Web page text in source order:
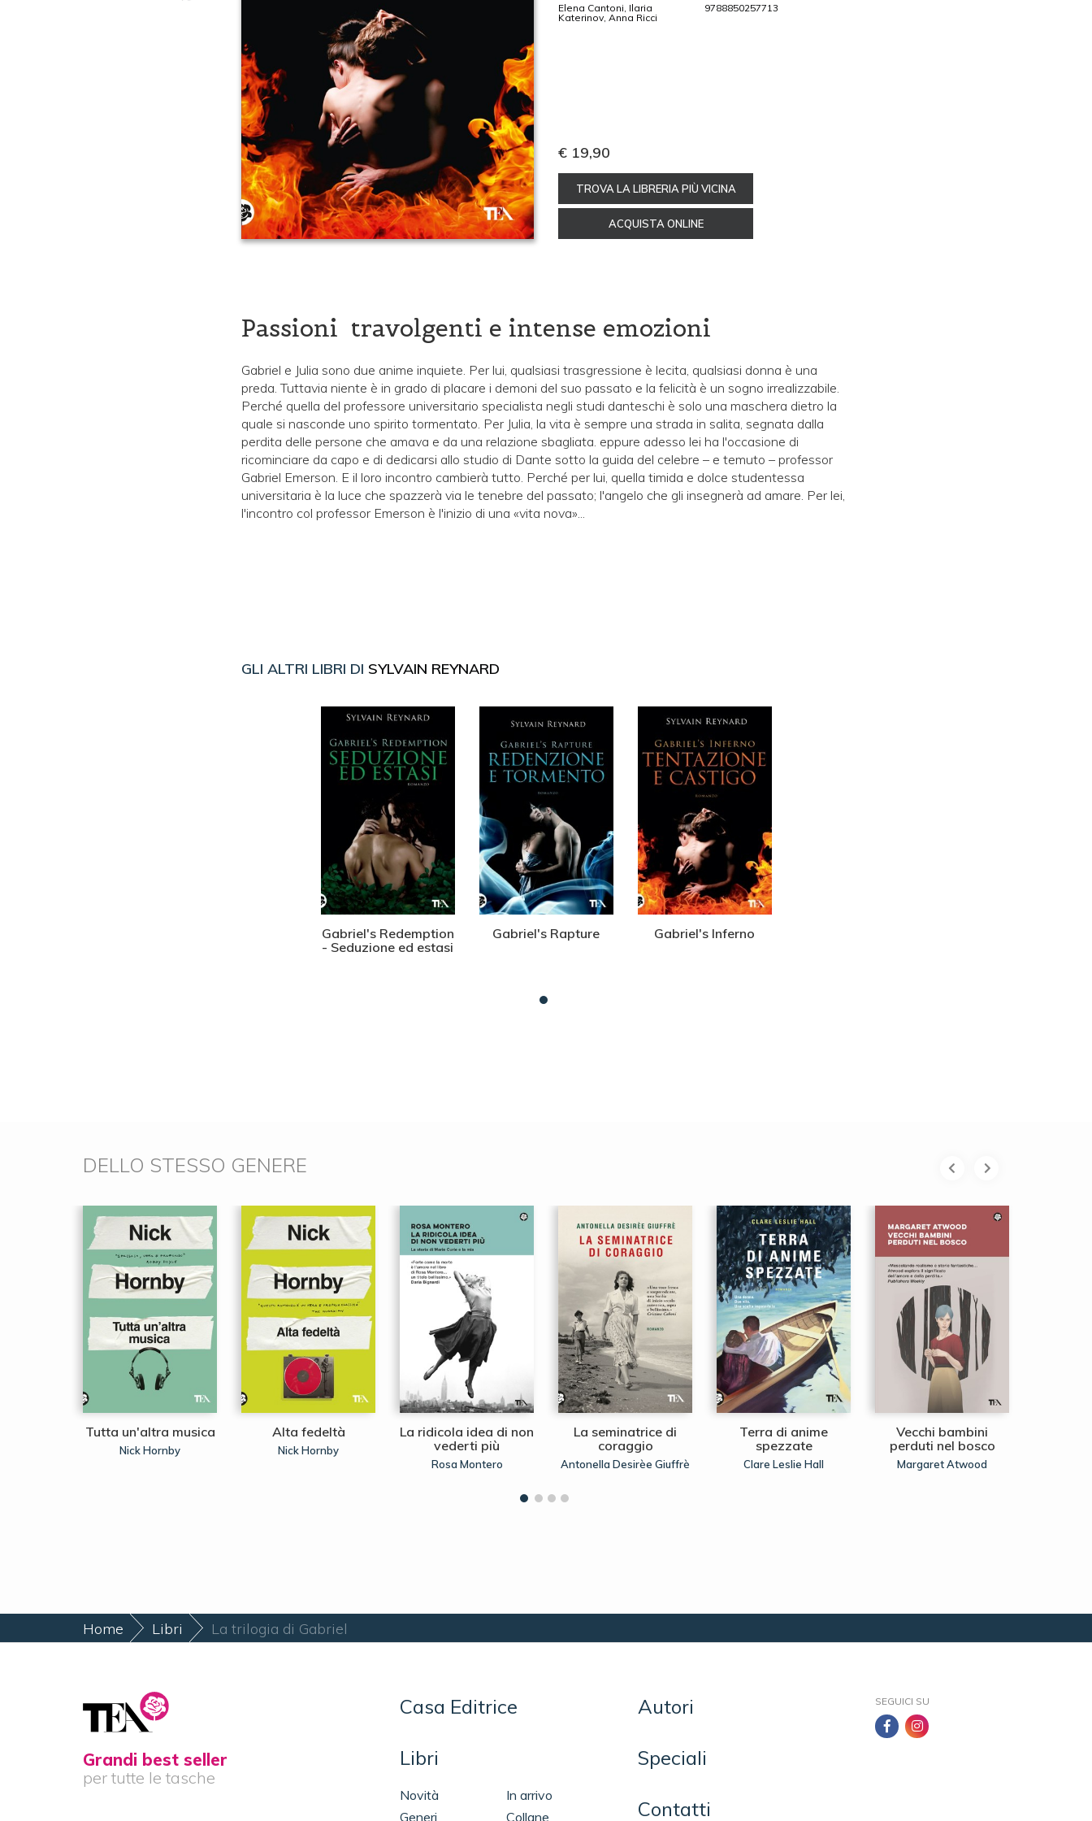
€ 19,90
TROVA LA LIBRERIA PIÙ VICINA
ACQUISTA ONLINE
Elena Cantoni, Ilaria
Katerinov, Anna Ricci
9788850257713
Passioni travolgenti e intense emozioni
Gabriel e Julia sono due anime inquiete. Per lui, qualsiasi trasgressione è lecita, qualsiasi donna è una
preda. Tuttavia niente è in grado di placare i demoni del suo passato e la felicità è un sogno irrealizzabile.
Perché quella del professore universitario specialista negli studi danteschi è solo una maschera dietro la
quale si nasconde uno spirito tormentato. Per Julia, la vita è sempre una strada in salita, segnata dalla
perdita delle persone che amava e da una relazione sbagliata. eppure adesso lei ha l'occasione di
ricominciare da capo e di dedicarsi allo studio di Dante sotto la guida del celebre – e temuto – professor
Gabriel Emerson. E il loro incontro cambierà tutto. Perché per lui, quella timida e dolce studentessa
universitaria è la luce che spazzerà via le tenebre del passato; l'angelo che gli insegnerà ad amare. Per lei,
l'incontro col professor Emerson è l'inizio di una «vita nova»...
GLI ALTRI LIBRI DI SYLVAIN REYNARD
Gabriel's Redemption
- Seduzione ed estasi
Gabriel's Rapture Gabriel's Inferno
DELLO STESSO GENERE
Tutta un'altra musica
Nick Hornby
Alta fedeltà
Nick Hornby
La ridicola idea di non
vederti più
Rosa Montero
La seminatrice di
coraggio
Antonella Desirèe Giuffrè
Terra di anime
spezzate
Clare Leslie Hall
Vecchi bambini
perduti nel bosco
Margaret Atwood
Home Libri La trilogia di Gabriel
Grandi best seller
per tutte le tasche
Casa Editrice
Libri
Novità
In arrivo
Generi
Collane
Autori
Speciali
Contatti
SEGUICI SU